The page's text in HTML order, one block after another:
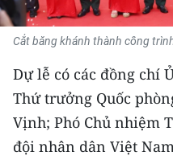
BẠN ĐỌC
KIỂM CHỨNG THÔNG
TRI THỨC CHUYÊN SÂU
54 DÂN TỘC VIỆT NAM
Cắt băng khánh thành công
Dự lễ có các đồng chí
Thứ trưởng Quốc
Vịnh; Phó Chủ nhiệm
đội nhân dân Việt